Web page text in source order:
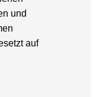
und
auf